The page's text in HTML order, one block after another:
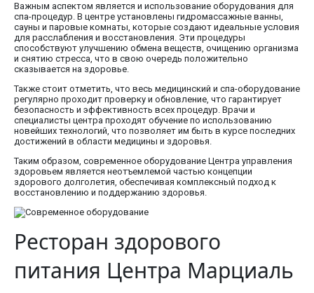
Важным аспектом является и использование оборудования для
спа-процедур. В центре установлены гидромассажные ванны,
сауны и паровые комнаты, которые создают идеальные условия
для расслабления и восстановления. Эти процедуры
способствуют улучшению обмена веществ, очищению организма
и снятию стресса, что в свою очередь положительно
сказывается на здоровье.
Также стоит отметить, что весь медицинский и спа-оборудование
регулярно проходит проверку и обновление, что гарантирует
безопасность и эффективность всех процедур. Врачи и
специалисты центра проходят обучение по использованию
новейших технологий, что позволяет им быть в курсе последних
достижений в области медицины и здоровья.
Таким образом, современное оборудование Центра управления
здоровьем является неотъемлемой частью концепции
здорового долголетия, обеспечивая комплексный подход к
восстановлению и поддержанию здоровья.
Ресторан здорового
питания Центра Марциаль